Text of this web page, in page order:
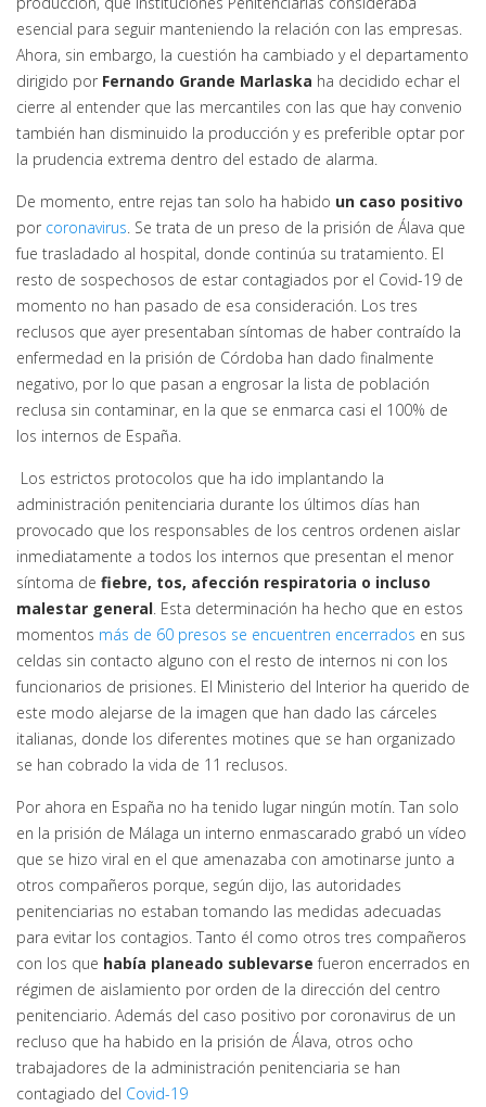
esencial para seguir manteniendo la relación con las empresas.
Ahora, sin embargo, la cuestión ha cambiado y el departamento
dirigido por Fernando Grande Marlaska ha decidido echar el
cierre al entender que las mercantiles con las que hay convenio
también han disminuido la producción y es preferible optar por
la prudencia extrema dentro del estado de alarma.
De momento, entre rejas tan solo ha habido un caso positivo
por coronavirus. Se trata de un preso de la prisión de Álava que
fue trasladado al hospital, donde continúa su tratamiento. El
resto de sospechosos de estar contagiados por el Covid-19 de
momento no han pasado de esa consideración. Los tres
reclusos que ayer presentaban síntomas de haber contraído la
enfermedad en la prisión de Córdoba han dado finalmente
negativo, por lo que pasan a engrosar la lista de población
reclusa sin contaminar, en la que se enmarca casi el 100% de
los internos de España.
Los estrictos protocolos que ha ido implantando la
administración penitenciaria durante los últimos días han
provocado que los responsables de los centros ordenen aislar
inmediatamente a todos los internos que presentan el menor
síntoma de fiebre, tos, afección respiratoria o incluso
malestar general. Esta determinación ha hecho que en estos
momentos más de 60 presos se encuentren encerrados en sus
celdas sin contacto alguno con el resto de internos ni con los
funcionarios de prisiones. El Ministerio del Interior ha querido de
este modo alejarse de la imagen que han dado las cárceles
italianas, donde los diferentes motines que se han organizado
se han cobrado la vida de 11 reclusos.
Por ahora en España no ha tenido lugar ningún motín. Tan solo
en la prisión de Málaga un interno enmascarado grabó un vídeo
que se hizo viral en el que amenazaba con amotinarse junto a
otros compañeros porque, según dijo, las autoridades
penitenciarias no estaban tomando las medidas adecuadas
para evitar los contagios. Tanto él como otros tres compañeros
con los que había planeado sublevarsefueron encerrados en
régimen de aislamiento por orden de la dirección del centro
penitenciario. Además del caso positivo por coronavirus de un
recluso que ha habido en la prisión de Álava, otros ocho
trabajadores de la administración penitenciaria se han
contagiado del Covid-19